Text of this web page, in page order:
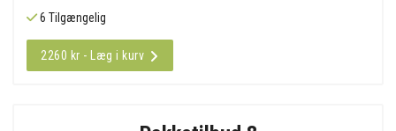
6 Tilgængelig
2260 kr - Læg i kurv